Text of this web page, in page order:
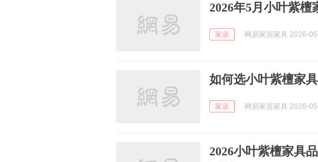
2026年5月小叶紫
家居 网易家居家具 2026-
如何选小叶紫檀家
家居 网易家居家具 2026-
2026小叶紫檀家具